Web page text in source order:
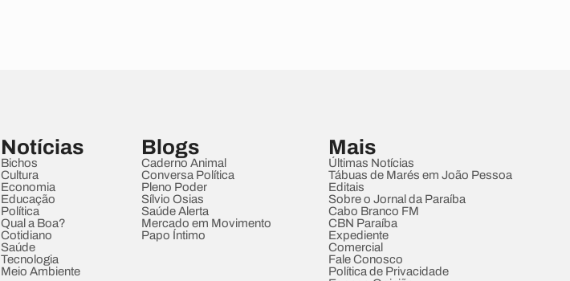
Notícias
Bichos
Cultura
Economia
Educação
Política
Qual a Boa?
Cotidiano
Saúde
Tecnologia
Meio Ambiente
Blogs
Caderno Animal
Conversa Política
Pleno Poder
Sílvio Osias
Saúde Alerta
Mercado em Movimento
Papo Íntimo
Mais
Últimas Notícias
Tábuas de Marés em João Pessoa
Editais
Sobre o Jornal da Paraíba
Cabo Branco FM
CBN Paraíba
Expediente
Comercial
Fale Conosco
Política de Privacidade